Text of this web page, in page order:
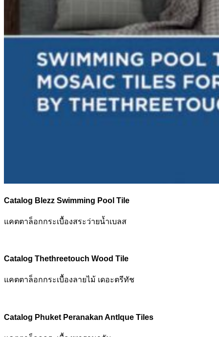
Catalog Blezz Swimming Pool Tile
แคตตาล็อกกระเบื้องสระว่ายน้ำเบลส
Catalog Thethreetouch Wood Tile
แคตตาล็อกกระเบื้องลายไม้ เดอะตรีทัช
Catalog Phuket Peranakan Antlque Tiles